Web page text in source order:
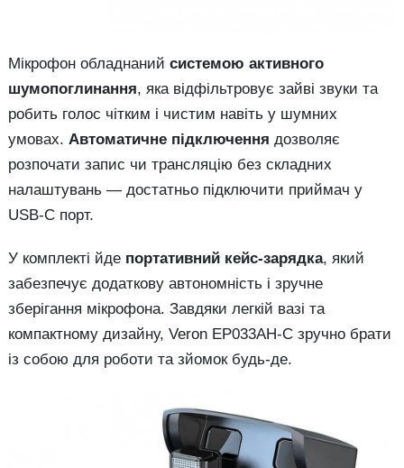
Мікрофон обладнаний системою активного
шумопоглинання, яка відфільтровує зайві звуки та
робить голос чітким і чистим навіть у шумних
умовах. Автоматичне підключення дозволяє
розпочати запис чи трансляцію без складних
налаштувань — достатньо підключити приймач у
USB-C порт.
У комплекті йде портативний кейс-зарядка, який
забезпечує додаткову автономність і зручне
зберігання мікрофона. Завдяки легкій вазі та
компактному дизайну, Veron EP033AH-C зручно брати
із собою для роботи та зйомок будь-де.